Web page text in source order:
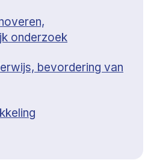
onderzoek
bevordering van